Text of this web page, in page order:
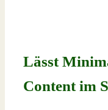
Lässt
Content im